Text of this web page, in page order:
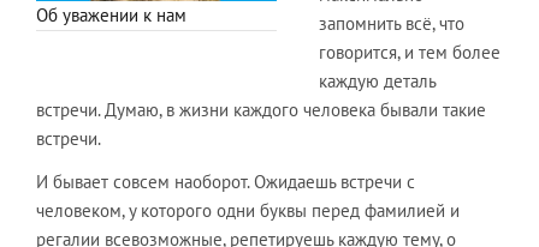
Об уважении к нам
запомнить всё, что
говорится, и тем более
каждую деталь
встречи. Думаю, в жизни каждого человека бывали такие
встречи.
И бывает совсем наоборот. Ожидаешь встречи с
человеком, у которого одни буквы перед фамилией и
регалии всевозможные, репетируешь каждую тему, о